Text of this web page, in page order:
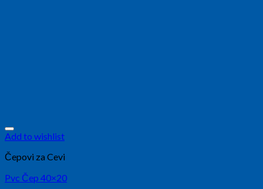
Add to wishlist
Čepovi za Cevi
Pvc Čep 40×20